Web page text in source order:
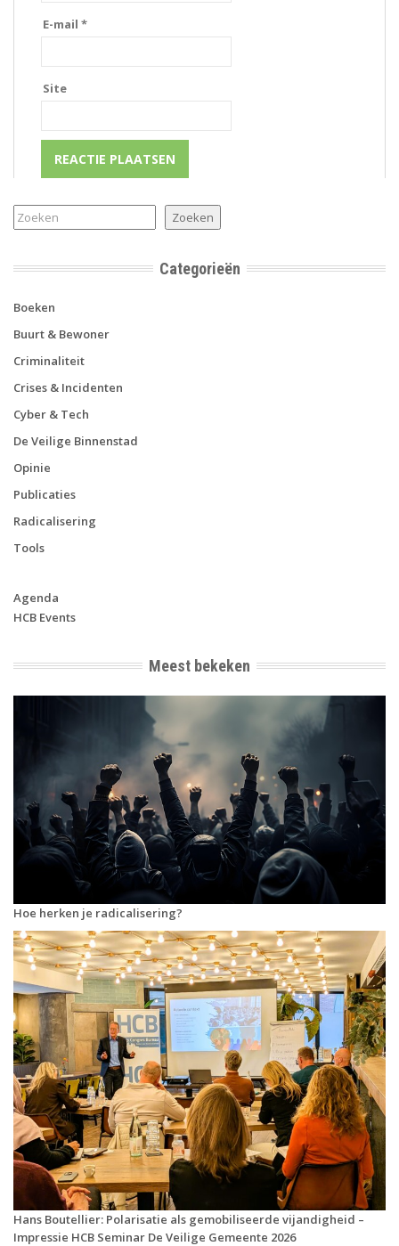
E-mail *
Site
Zoeken Zoeken
Categorieën
Boeken
Buurt & Bewoner
Criminaliteit
Crises & Incidenten
Cyber & Tech
De Veilige Binnenstad
Opinie
Publicaties
Radicalisering
Tools
Agenda
HCB Events
Meest bekeken
Hoe herken je radicalisering?
Hans Boutellier: Polarisatie als gemobiliseerde vijandigheid –
Impressie HCB Seminar De Veilige Gemeente 2026